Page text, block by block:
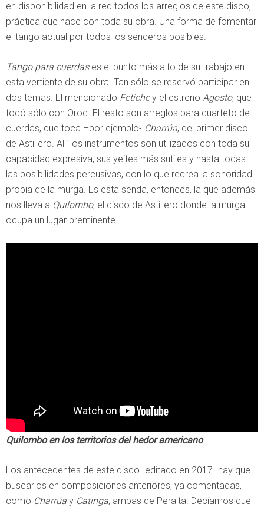
en disponibilidad en la red todos los arreglos de este disco,
práctica que hace con toda su obra. Una forma de fomentar
el tango actual por todos los senderos posibles.
Tango para cuerdases el punto más alto de su trabajo en
esta vertiente de su obra. Tan sólo se reservó participar en
dos temas. El mencionado Fetichey el estreno Agosto, que
tocó sólo con Oroc. El resto son arreglos para cuarteto de
cuerdas, que toca –por ejemplo- Charrúa, del primer disco
de Astillero. Allí los instrumentos son utilizados con toda su
capacidad expresiva, sus yeites más sutiles y hasta todas
las posibilidades percusivas, con lo que recrea la sonoridad
propia de la murga. Es esta senda, entonces, la que además
nos lleva a Quilombo, el disco de Astillero donde la murga
ocupa un lugar preminente.
Quilombo en los territorios del hedor americano
Los antecedentes de este disco -editado en 2017- hay que
buscarlos en composiciones anteriores, ya comentadas,
como Charrúa y Catinga, ambas de Peralta. Decíamos que